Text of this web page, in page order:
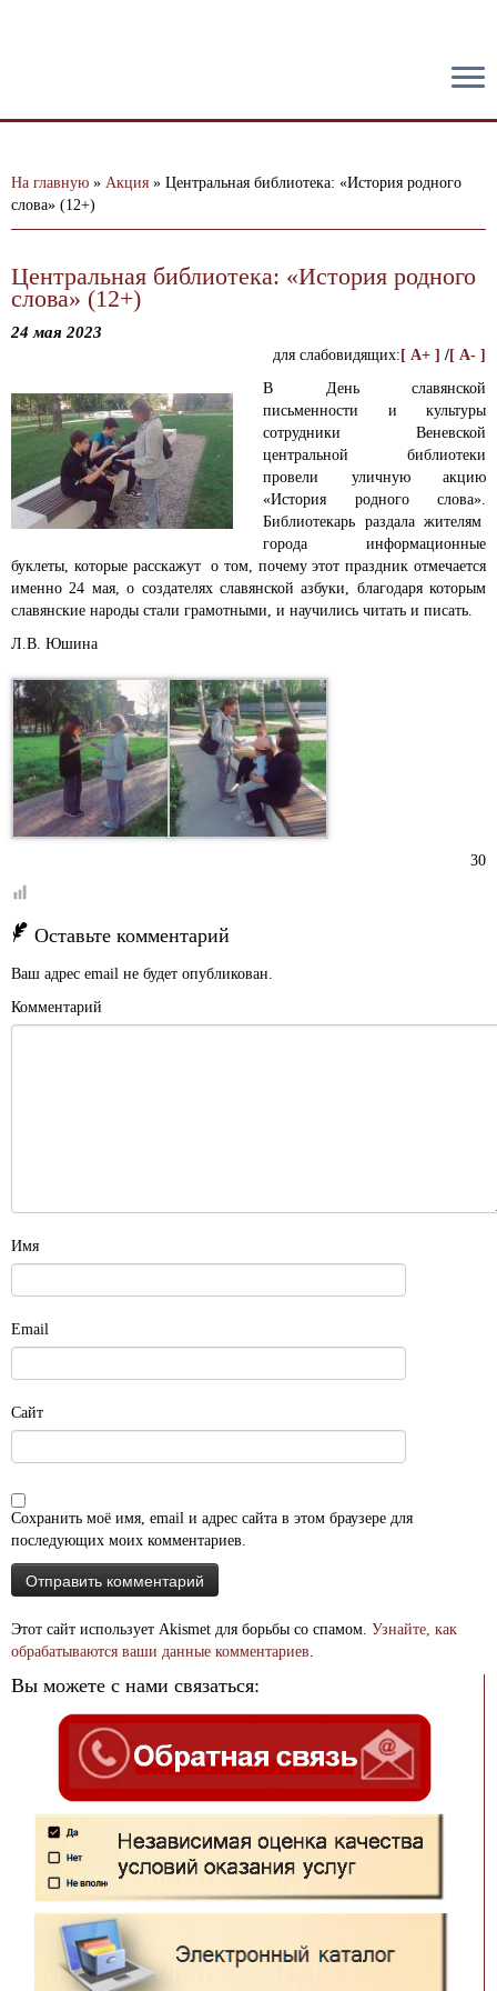
На главную » Акция » Центральная библиотека: «История родного
слова» (12+)
Центральная библиотека: «История родного
слова» (12+)
24 мая 2023
для слабовидящих: [ A+ ] /[ A- ]
В День славянской
письменности и культуры
сотрудники Веневской
центральной библиотеки
провели уличную акцию
«История родного слова».
Библиотекарь раздала жителям
города информационные
буклеты, которые расскажут о том, почему этот праздник отмечается
именно 24 мая, о создателях славянской азбуки, благодаря которым
славянские народы стали грамотными, и научились читать и писать.
Л.В. Юшина
30
Оставьте комментарий
Ваш адрес email не будет опубликован.
Комментарий
Имя
Email
Сайт
Сохранить моё имя, email и адрес сайта в этом браузере для
последующих моих комментариев.
Этот сайт использует Akismet для борьбы со спамом. Узнайте, как
обрабатываются ваши данные комментариев.
Вы можете с нами связаться: